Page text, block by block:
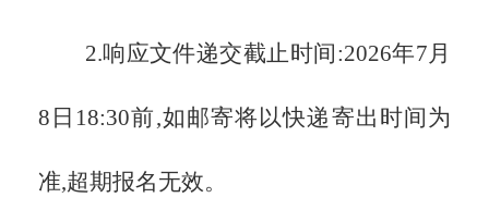
2.响应文件递交截止时间:2026年7月
8日18:30前,如邮寄将以快递寄出时间为
准,超期报名无效。